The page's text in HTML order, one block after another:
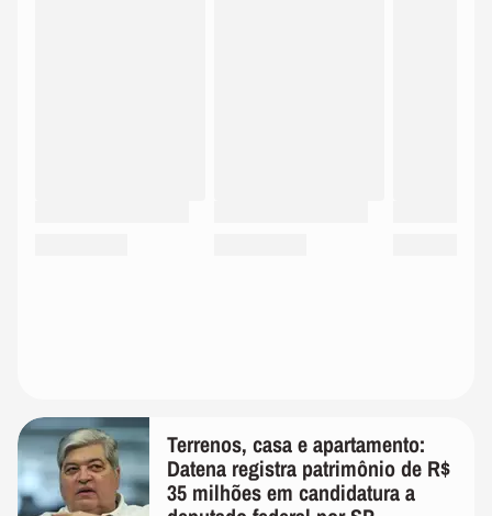
Terrenos, casa e apartamento:
Datena registra patrimônio de R$
35 milhões em candidatura a